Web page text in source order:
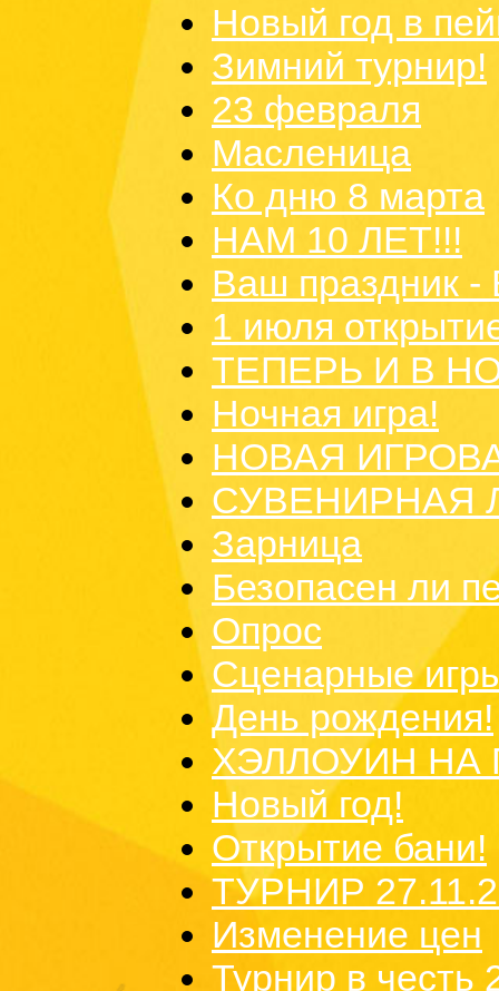
Новый год в
Зимний турнир!
23 февраля
Масленица
Ко дню 8 марта
НАМ 10 ЛЕТ!!!
Ваш праздник -
1 июля
ТЕПЕРЬ И В
Ночная игра!
НОВАЯ
СУВЕНИРНАЯ
Зарница
Безопасен ли
Опрос
Сценарные
День рождения!
ХЭЛЛОУИН НА
Новый год!
Открытие бани!
ТУРНИР
Изменение цен
Турнир в честь